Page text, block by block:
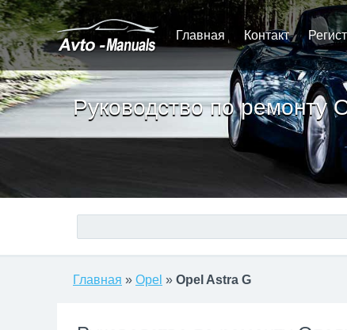
Главная Контакт
Руководство по ремонту
Главная » Opel » Opel Astra G